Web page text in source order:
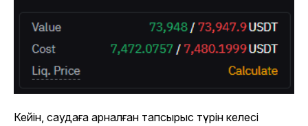
Кейін, саудаға арналған тапсырыс түрін келесі